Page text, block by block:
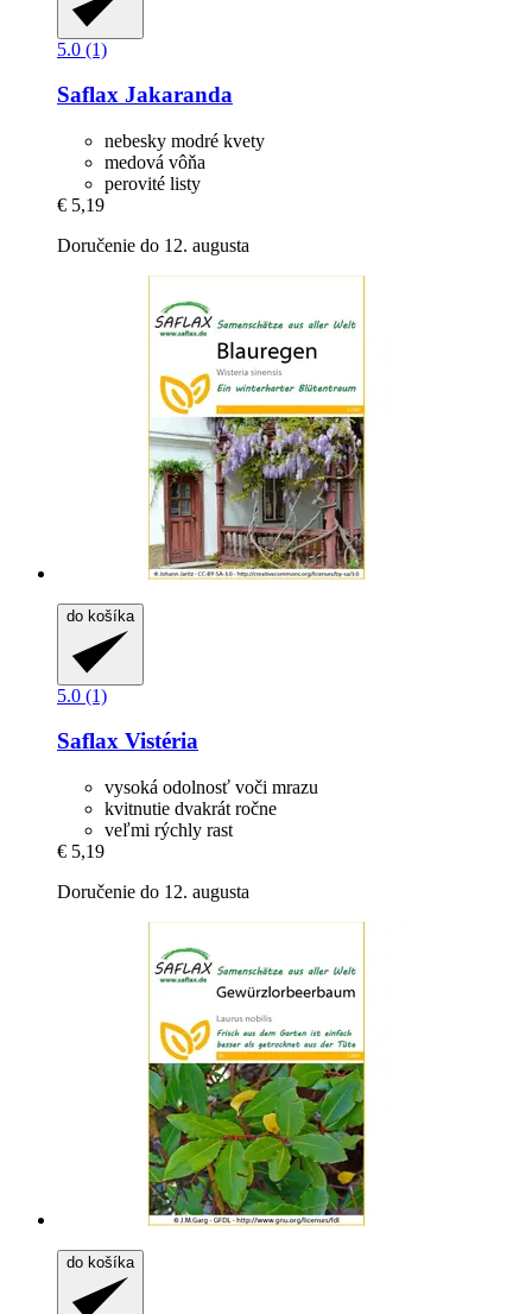
5.0 (1)
Saflax Jakaranda
nebesky modré kvety
medová vôňa
perovité listy
€ 5,19
Doručenie do 12. augusta
do košíka
5.0 (1)
Saflax Vistéria
vysoká odolnosť voči mrazu
kvitnutie dvakrát ročne
veľmi rýchly rast
€ 5,19
Doručenie do 12. augusta
do košíka